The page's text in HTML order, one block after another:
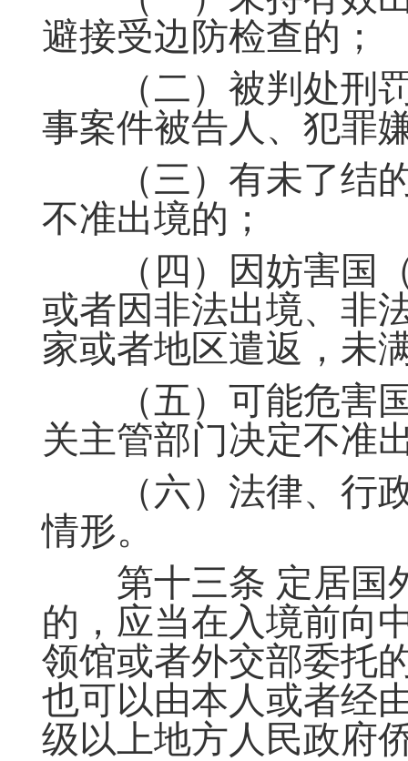
避接受边防检查的；
（二）被判处刑罚
事案件被告人、犯罪
（三）有未了结的
不准出境的；
（四）因妨害国（
或者因非法出境、非
家或者地区遣返，未
（五）可能危害国
关主管部门决定不准
（六）法律、行政
情形。
第十三条 定居国
的，应当在入境前向
领馆或者外交部委托
也可以由本人或者经
级以上地方人民政府